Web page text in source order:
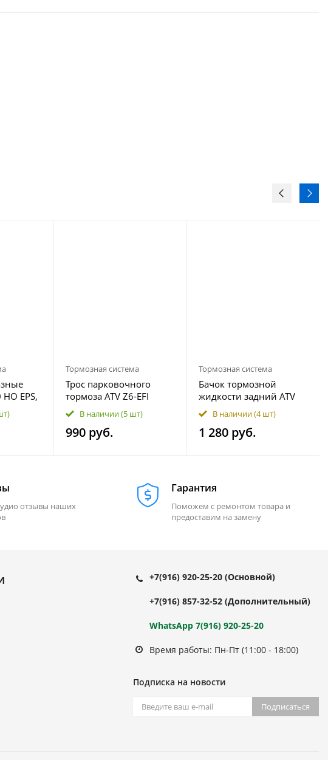
EPS,
1000
Тормозная система
Трос парковочного
тормоза ATV Z6-EFI
9060-106010-10001
В наличии(5 шт)
990 руб.
Тормозная система
Бачок тормозной
жидкости задний ATV
X8 EFI-EPS 7020-080150
В наличии(4 шт)
1 280 руб.
отзывы наших
Гарантия
Поможем с ремонтом товара и
предоставим на замену
+7(916) 920-25-20 (Основной)
+7(916) 857-32-52 (Дополнительный)
WhatsApp 7(916) 920-25-20
Время работы: Пн-Пт (11:00 - 18:00)
Подписка на новости
Подписаться